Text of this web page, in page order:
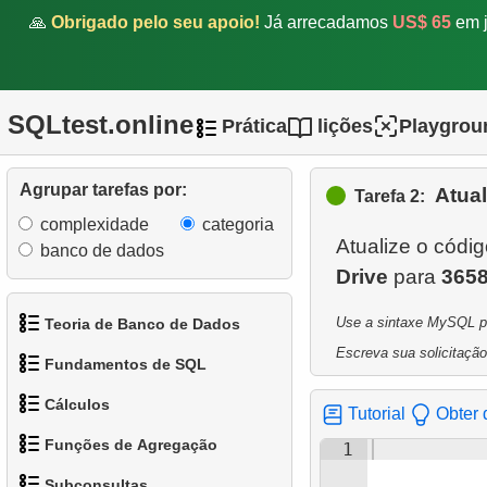
🙏 Obrigado pelo seu apoio! Já arrecadamos US$ 65 em
SQLtest.online Prática lições
Agrupar tarefas por:
complexidade
categoria
banco de dados
Teoria de Banco de Dados
Dados?
2.O que é SGBD?
Fundamentos de SQL
Cálculos
Funções de Agregação
Tarefa 2:
Atualize o
Drive para
Use a sintaxe MySQL
Escreva sua
Tutorial Obter
1